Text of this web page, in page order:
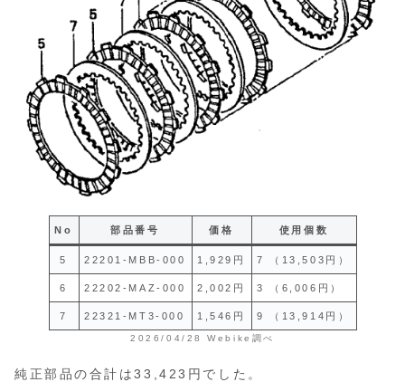
No 部品番号 価格 使用個数
5 22201-MBB-000 1,929円 7 （13,503円）
6 22202-MAZ-000 2,002円 3 （6,006円）
7 22321-MT3-000 1,546円 9 （13,914円）
2026/04/28 Webike調べ
純正部品の合計は33,423円でした。